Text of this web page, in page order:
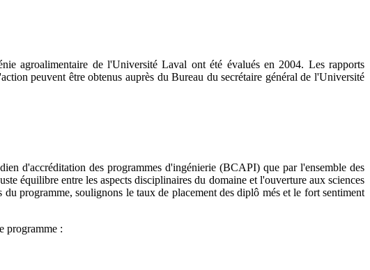
agroalimentaire de l'Université Laval ont été évalués en 2004. Les rapports
peuvent être obtenus auprès du Bureau du secrétaire général de l'Université
d'accréditation des programmes d'ingénierie (BCAPI) que par l'ensemble des
équilibre entre les aspects disciplinaires du domaine et l'ouverture aux sciences
programme, soulignons le taux de placement des diplô més et le fort sentiment
programme :